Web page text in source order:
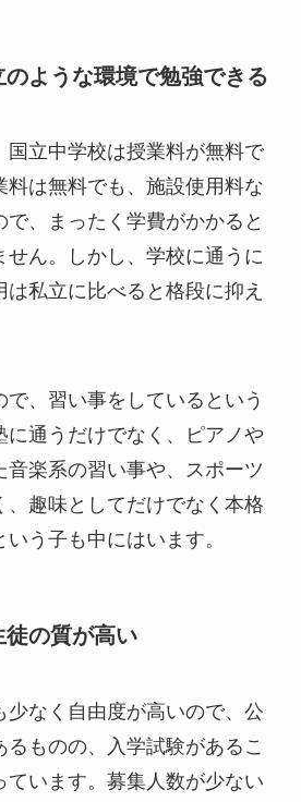
ような環境で勉強できる
国立中学校は授業料が無料で
料は無料でも、施設使用料な
で、まったく学費がかかると
せん。しかし、学校に通うに
私立に比べると格段に抑え
、習い事をしているという
に通うだけでなく、ピアノや
音楽系の習い事や、スポーツ
、趣味としてだけでなく本格
う子も中にはいます。
の質が高い
少なく自由度が高いので、公
ものの、入学試験があるこ
ています。募集人数が少ない